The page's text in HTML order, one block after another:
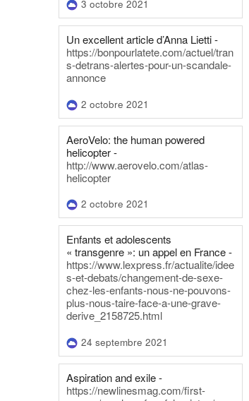
3 octobre 2021
Un excellent article d’Anna Lietti -
https://bonpourlatete.com/actuel/tran
s-detrans-alertes-pour-un-scandale-
annonce
2 octobre 2021
AeroVelo: the human powered
helicopter -
http://www.aerovelo.com/atlas-
helicopter
2 octobre 2021
Enfants et adolescents
« transgenre »: un appel en France -
https://www.lexpress.fr/actualite/idee
s-et-debats/changement-de-sexe-
chez-les-enfants-nous-ne-pouvons-
plus-nous-taire-face-a-une-grave-
derive_2158725.html
24 septembre 2021
Aspiration and exile -
https://newlinesmag.com/first-